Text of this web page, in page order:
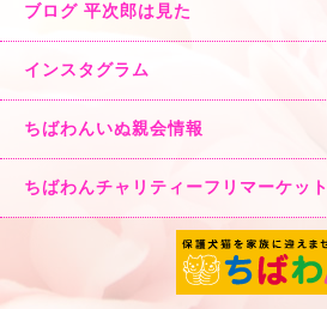
ブログ 平次郎は見た
インスタグラム
ちばわんいぬ親会情報
ちばわんチャリティーフリマーケット